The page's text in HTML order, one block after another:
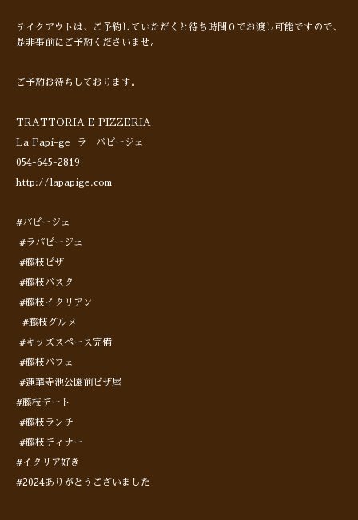
テイクアウトは、ご予約していただくと待ち時間０でお渡し可能ですので、
是非事前にご予約くださいませ。
ご予約お待ちしております。
TRATTORIA E PIZZERIA
La Papi-ge ラ パピージェ
054-645-2819
http://lapapige.com
#パピージェ
#ラパピージェ
#藤枝ピザ
#藤枝パスタ
#藤枝イタリアン
#藤枝グルメ
#キッズスペース完備
#藤枝パフェ
#蓮華寺池公園前ピザ屋
#藤枝デート
#藤枝ランチ
#藤枝ディナー
#イタリア好き
#2024ありがとうございました